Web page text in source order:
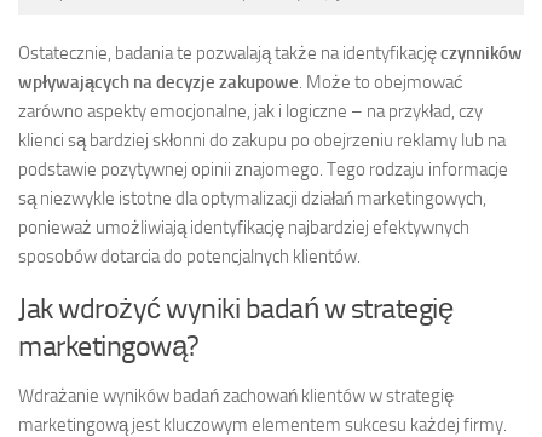
Ostatecznie, badania te pozwalają także na identyfikacjęczynników
wpływających na decyzje zakupowe . Może to obejmować
zarówno aspekty emocjonalne, jak i logiczne – na przykład, czy
klienci są bardziej skłonni do zakupu po obejrzeniu reklamy lub na
podstawie pozytywnej opinii znajomego. Tego rodzaju informacje
są niezwykle istotne dla optymalizacji działań marketingowych,
ponieważ umożliwiają identyfikację najbardziej efektywnych
sposobów dotarcia do potencjalnych klientów.
Jak wdrożyć wyniki badań w strategię
marketingową?
Wdrażanie wyników badań zachowań klientów w strategię
marketingową jest kluczowym elementem sukcesu każdej firmy.